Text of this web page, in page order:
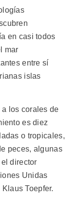
en casi todos
mar
entre sí
islas
los corales de
es diez
o tropicales,
peces, algunas
director
Unidas
Toepfer.